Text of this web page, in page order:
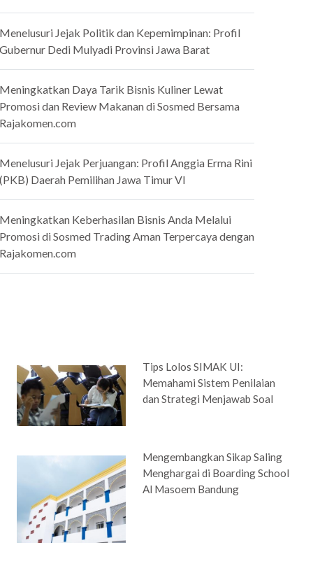
Jejak Politik dan Kepemimpinan: Profil
Dedi Mulyadi Provinsi Jawa Barat
Daya Tarik Bisnis Kuliner Lewat
dan Review Makanan di Sosmed Bersama
Jejak Perjuangan: Profil Anggia Erma Rini
Daerah Pemilihan Jawa Timur VI
Keberhasilan Bisnis Anda Melalui
di Sosmed Trading Aman Terpercaya dengan
Tips Lolos SIMAK UI:
Memahami Sistem Penilaian
dan Strategi Menjawab Soal
Mengembangkan Sikap Saling
Menghargai di Boarding School
Al Masoem Bandung